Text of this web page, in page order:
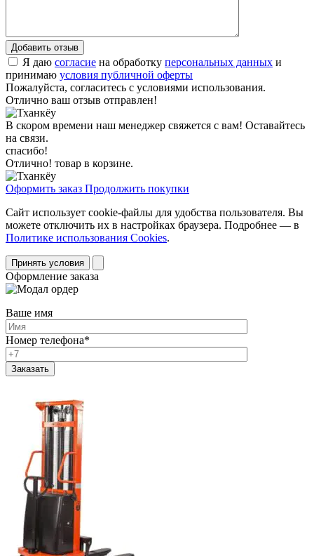
Я даю согласие на обработку персональных данных и
принимаю условия публичной оферты
Пожалуйста, согласитесь с условиями использования.
Отлично ваш отзыв отправлен!
В скором времени наш менеджер свяжется с вам! Оставайтесь
на связи.
спасибо!
Отлично! товар в корзине.
Оформить заказ Продолжить покупки
Сайт использует cookie-файлы для удобства пользователя. Вы
можете отключить их в настройках браузера. Подробнее — в
Политике использования Cookies.
Принять условия
Оформление заказа
Ваше имя
Номер телефона*